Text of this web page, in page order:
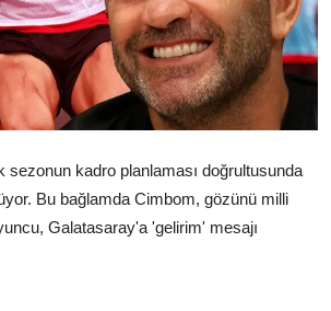
sezonun kadro planlaması doğrultusunda
Bu bağlamda Cimbom, gözünü milli
Galatasaray'a 'gelirim' mesajı